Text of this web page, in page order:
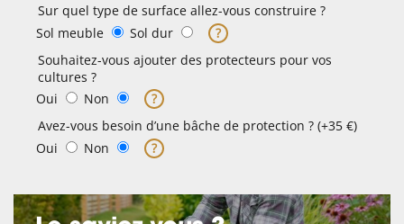
Sur quel type de surface allez-vous construire ?
Sol meuble
Sol dur
?
Souhaitez-vous ajouter des protecteurs pour vos
cultures ?
Oui
Non
?
Avez-vous besoin d’une bâche de protection ? (+35 €)
Oui
Non ?